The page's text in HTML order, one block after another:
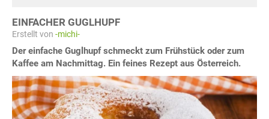
EINFACHER GUGLHUPF
Erstellt von -michi-
Der einfache Guglhupf schmeckt zum Frühstück oder zum
Kaffee am Nachmittag. Ein feines Rezept aus Österreich.